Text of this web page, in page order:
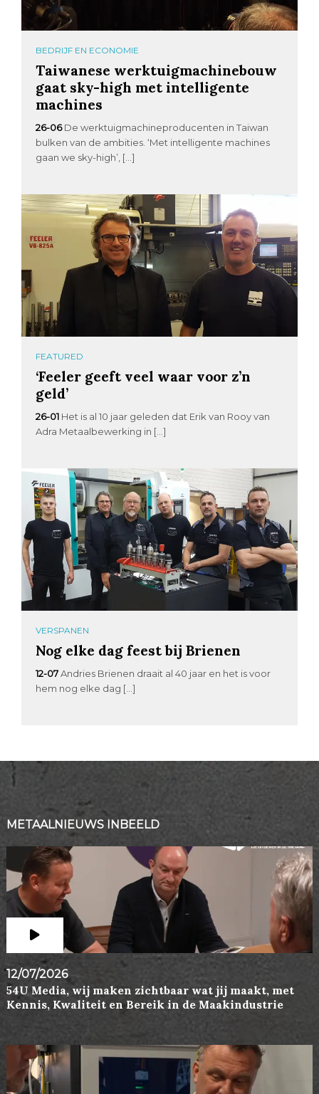
BEDRIJF EN ECONOMIE
Taiwanese werktuigmachinebouw
gaat sky-high met intelligente
machines
26-06 De werktuigmachineproducenten in Taiwan
bulken van de ambities. ‘Met intelligente machines
gaan we sky-high’, […]
FEATURED
‘Feeler geeft veel waar voor z’n
geld’
26-01 Het is al 10 jaar geleden dat Erik van Rooy van
Adra Metaalbewerking in […]
VERSPANEN
Nog elke dag feest bij Brienen
12-07 Andries Brienen draait al 40 jaar en het is voor
hem nog elke dag […]
METAALNIEUWS INBEELD
12/07/2026
54U Media, wij maken zichtbaar wat jij maakt, met
Kennis, Kwaliteit en Bereik in de Maakindustrie